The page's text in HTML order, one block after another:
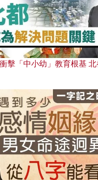
擊「中小幼」教育根基